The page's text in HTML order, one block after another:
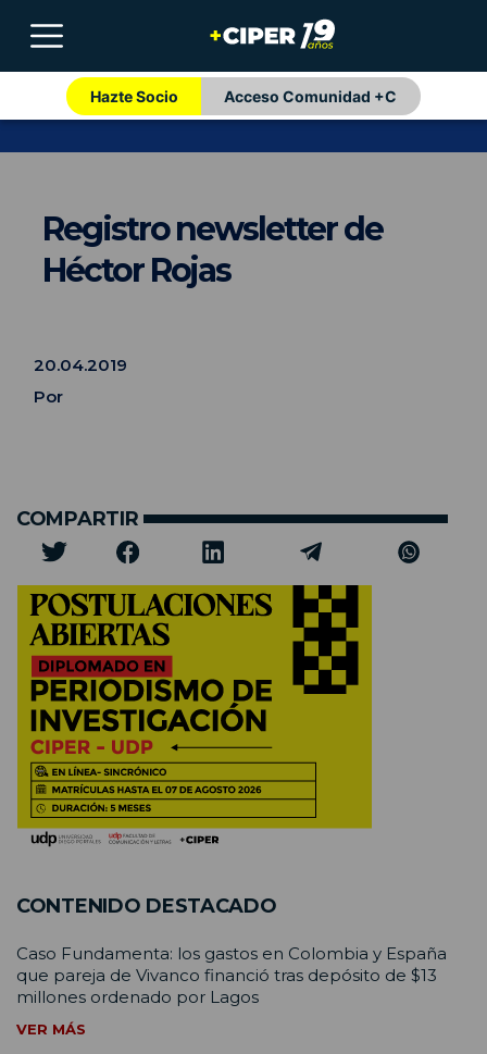
Hazte Socio Acceso Comunidad +C
Registro newsletter de
Héctor Rojas
20.04.2019
Por
COMPARTIR
CONTENIDO DESTACADO
Caso Fundamenta: los gastos en Colombia y España
que pareja de Vivanco financió tras depósito de $13
millones ordenado por Lagos
VER MÁS